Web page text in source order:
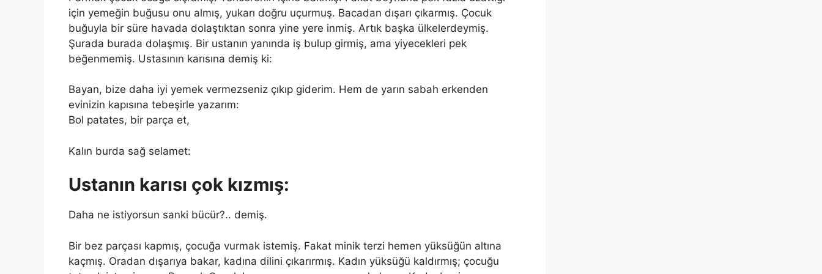
için yemeğin buğusu onu almış, yukarı doğru uçurmuş. Bacadan dışarı çıkarmış. Çocuk
buğuyla bir süre havada dolaştıktan sonra yine yere inmiş. Artık başka ülkelerdeymiş.
Şurada burada dolaşmış. Bir ustanın yanında iş bulup girmiş, ama yiyecekleri pek
beğenmemiş. Ustasının karısına demiş ki:
Bayan, bize daha iyi yemek vermezseniz çıkıp giderim. Hem de yarın sabah erkenden
evinizin kapısına tebeşirle yazarım:
Bol patates, bir parça et,
Kalın burda sağ selamet:
Ustanın karısı çok kızmış:
Daha ne istiyorsun sanki bücür?.. demiş.
Bir bez parçası kapmış, çocuğa vurmak istemiş. Fakat minik terzi hemen yüksüğün altına
kaçmış. Oradan dışarıya bakar, kadına dilini çıkarırmış. Kadın yüksüğü kaldırmış; çocuğu